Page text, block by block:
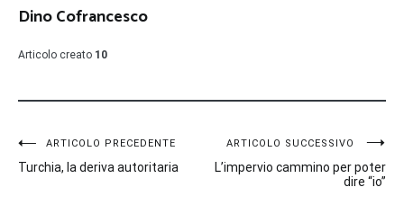
Dino Cofrancesco
Articolo creato 10
Navigazione
articoli
ARTICOLO PRECEDENTE
Turchia, la deriva autoritaria
ARTICOLO SUCCESSIVO
L’impervio cammino per poter
dire “io”